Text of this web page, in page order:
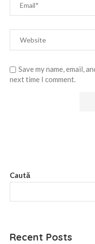
Save my name, email,
next time I comment.
Caută
Recent Posts